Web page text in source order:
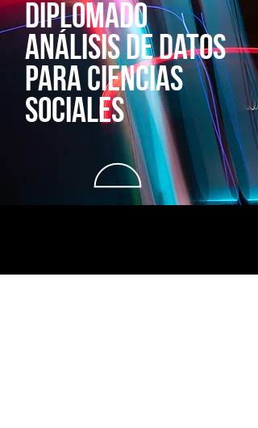
Diplomado
análisis de datos
para ciencias
sociales